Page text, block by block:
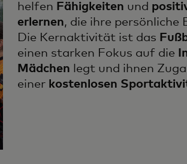
helfen Fähigkeiten und
erlernen, die ihre
Die Kernaktivität ist das
einen starken Fokus auf die
Mädchen legt und ihnen
einer kostenlosen